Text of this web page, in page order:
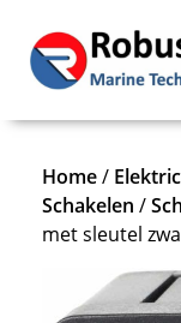
Home/
Schakelen /
met sleutel